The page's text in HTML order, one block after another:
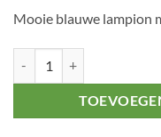
Mooie blauwe lampion